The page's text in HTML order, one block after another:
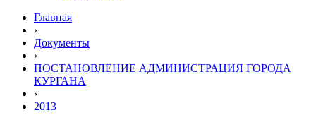
Главная
›
Документы
›
ПОСТАНОВЛЕНИЕ АДМИНИСТРАЦИЯ ГОРОДА
КУРГАНА
›
2013